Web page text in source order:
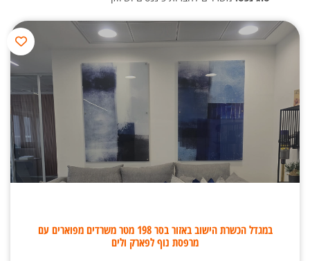
במגדל הכשרת הישוב באזור בסר 198 מטר משרדים מפוארים עם
מרפסת נוף לפארק ולים